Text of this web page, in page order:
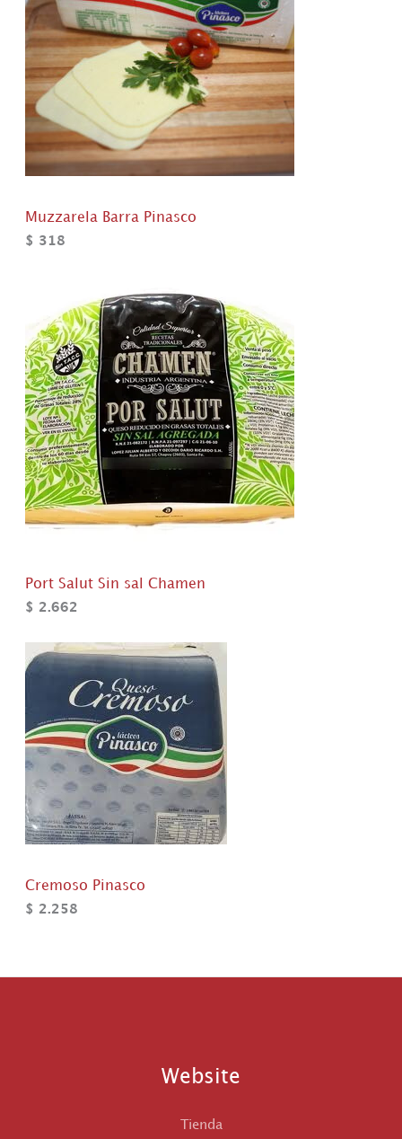
Muzzarela Barra Pinasco
$ 318
Port Salut Sin sal Chamen
$ 2.662
Cremoso Pinasco
$ 2.258
Website
Tienda